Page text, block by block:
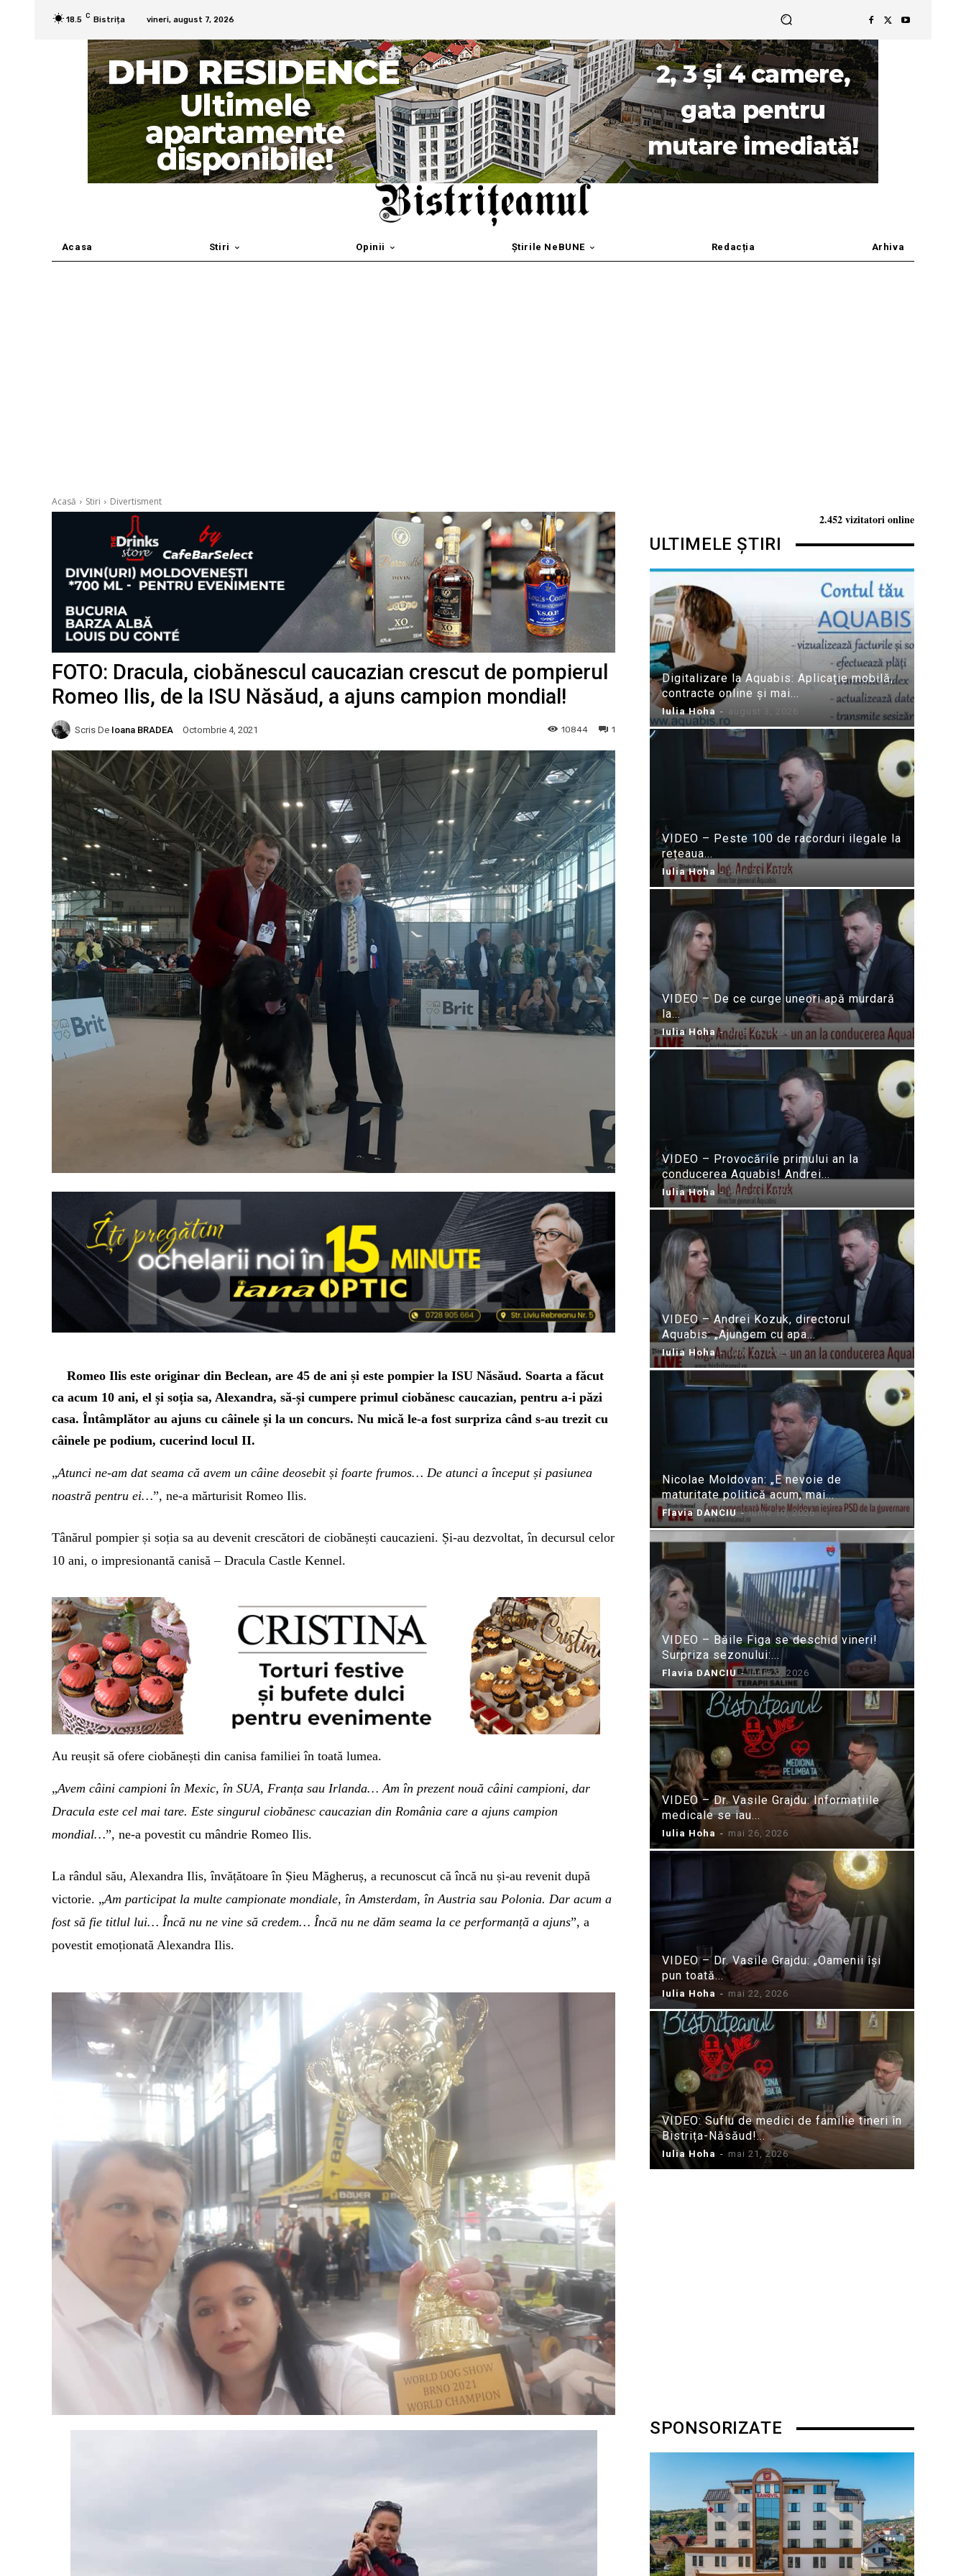
18.5 C Bistrița vineri, august 7, 2026
Acasa Stiri Opinii Știrile NeBUNE Redacția Arhiva
Acasă Stiri Divertisment
FOTO: Dracula, ciobănescul caucazian crescut de pompierul
Romeo Ilis, de la ISU Năsăud, a ajuns campion mondial!
Scris De Ioana BRADEA Octombrie 4, 2021 1
10844
Romeo Ilis este originar din Beclean, are 45 de ani și este pompier la ISU Năsăud. Soarta a făcut
ca acum 10 ani, el și soția sa, Alexandra, să-și cumpere primul ciobănesc caucazian, pentru a-i păzi
casa. Întâmplător au ajuns cu câinele și la un concurs. Nu mică le-a fost surpriza când s-au trezit cu
câinele pe podium, cucerind locul II.
„Atunci ne-am dat seama că avem un câine deosebit și foarte frumos… De atunci a început și pasiunea
noastră pentru ei…”, ne-a mărturisit Romeo Ilis.
Tânărul pompier și soția sa au devenit crescători de ciobănești caucazieni. Și-au dezvoltat, în decursul celor
10 ani, o impresionantă canisă – Dracula Castle Kennel.
Au reușit să ofere ciobănești din canisa familiei în toată lumea.
„Avem câini campioni în Mexic, în SUA, Franța sau Irlanda… Am în prezent nouă câini campioni, dar
Dracula este cel mai tare. Este singurul ciobănesc caucazian din România care a ajuns campion
mondial…”, ne-a povestit cu mândrie Romeo Ilis.
La rândul său, Alexandra Ilis, învățătoare în Șieu Măgheruș, a recunoscut că încă nu și-au revenit după
victorie. „Am participat la multe campionate mondiale, în Amsterdam, în Austria sau Polonia. Dar acum a
fost să fie titlul lui… Încă nu ne vine să credem… Încă nu ne dăm seama la ce performanță a ajuns”, a
povestit emoționată Alexandra Ilis.
2.452 vizitatori online
ULTIMELE ȘTIRI
Digitalizare la Aquabis: Aplicație mobilă,
contracte online și mai...
Iulia Hoha - august 3, 2026
VIDEO – Peste 100 de racorduri ilegale la
rețeaua...
Iulia Hoha - iulie 31, 2026
VIDEO – De ce curge uneori apă murdară
la...
Iulia Hoha - iulie 24, 2026
VIDEO – Provocările primului an la
conducerea Aquabis! Andrei...
Iulia Hoha - iulie 21, 2026
VIDEO – Andrei Kozuk, directorul
Aquabis: „Ajungem cu apa...
Iulia Hoha - iulie 21, 2026
Nicolae Moldovan: „E nevoie de
maturitate politică acum, mai...
Flavia DANCIU - iunie 10, 2026
VIDEO – Băile Figa se deschid vineri!
Surpriza sezonului:...
Flavia DANCIU - iunie 9, 2026
VIDEO – Dr. Vasile Grajdu: Informațiile
medicale se iau...
Iulia Hoha - mai 26, 2026
VIDEO – Dr. Vasile Grajdu: „Oamenii își
pun toată...
Iulia Hoha - mai 22, 2026
VIDEO: Suflu de medici de familie tineri în
Bistrița-Năsăud!...
Iulia Hoha - mai 21, 2026
SPONSORIZATE